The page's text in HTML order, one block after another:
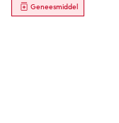
Geneesmiddel